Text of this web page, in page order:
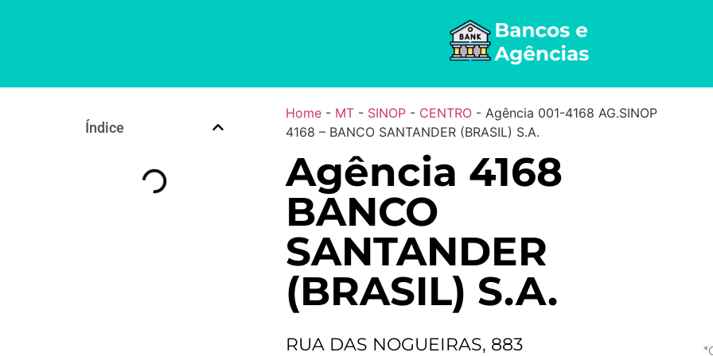
Índice
Home- MT- SINOP- CENTRO- Agência 001-4168 AG.SINOP
4168 – BANCO SANTANDER (BRASIL) S.A.
Agência 4168
BANCO
SANTANDER
(BRASIL) S.A.
RUA DAS NOGUEIRAS, 883